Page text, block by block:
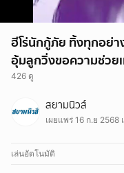
ฮีโร่นักกู้ภัย ทิ้งทุกอย่
อุ้มลูกวิ่งขอความช่วย
426 ดู
จากทีมกู้ภัยคำหอม
ทีมกู้ภัยที่เห็นจึงรีบทิ้งทุกอย่
สยามนิวส์
เผยแพร่ 16 ก.ย 2568
เล่นอัตโนมัติ